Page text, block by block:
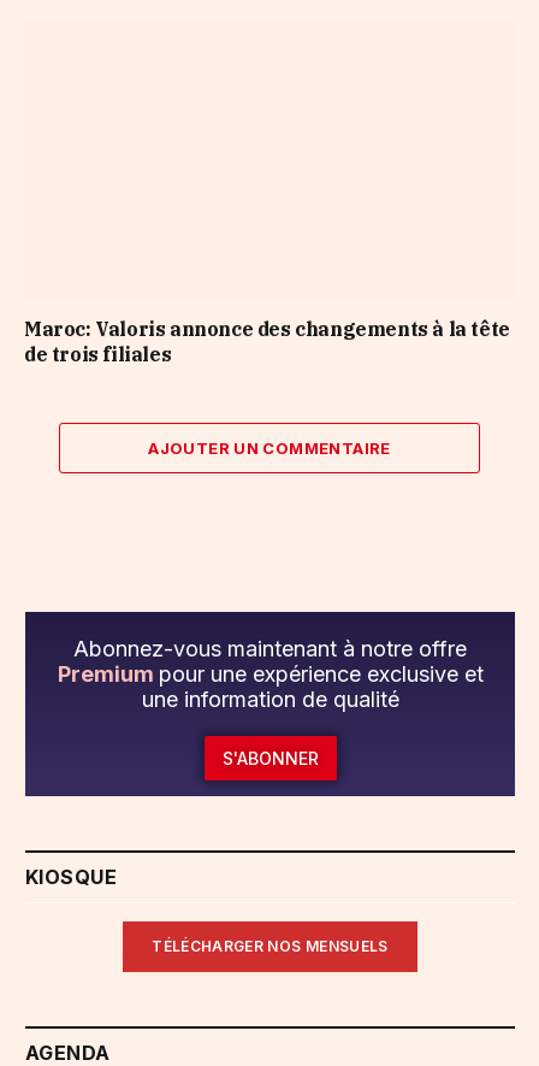
Maroc: Valoris annonce des changements à la tête
de trois filiales
AJOUTER UN COMMENTAIRE
Abonnez-vous maintenant à notre offre
Premium pour une expérience exclusive et
une information de qualité
S'ABONNER
KIOSQUE
TÉLÉCHARGER NOS MENSUELS
AGENDA